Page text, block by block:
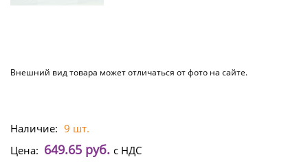
Внешний вид товара может отличаться от фото на сайте.
Наличие: 9 шт.
Цена: 649.65 руб. с НДС